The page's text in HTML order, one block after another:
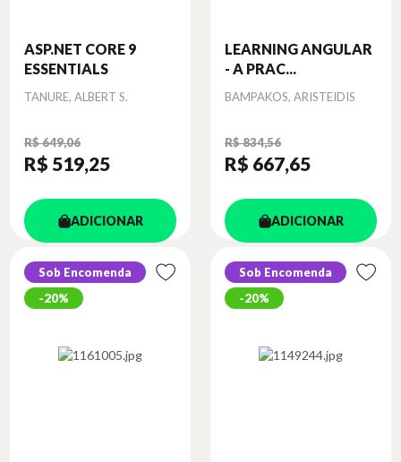
ASP.NET CORE 9
ESSENTIALS
Autor
TANURE, ALBERT S.
R$ 649,06
R$ 519,25
ADICIONAR
LEARNING ANGULAR
- A PRAC...
Autor
BAMPAKOS, ARISTEIDIS
R$ 834,56
R$ 667,65
ADICIONAR
Sob Encomenda
20%
Sob Encomenda
20%